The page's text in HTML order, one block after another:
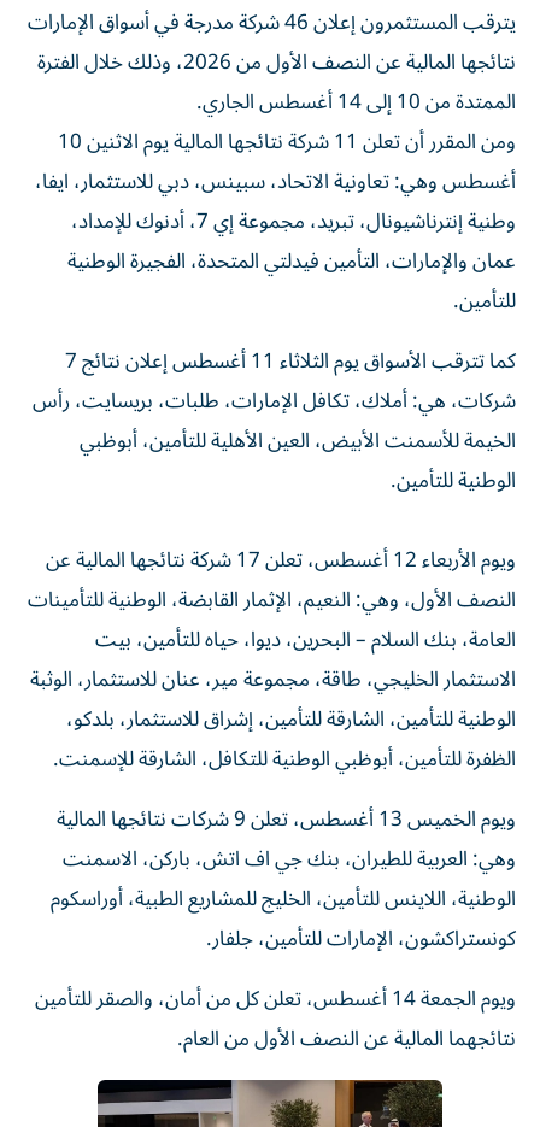
يترقب المستثمرون إعلان 46 شركة مدرجة في أسواق الإمارات
نتائجها المالية عن النصف الأول من 2026، وذلك خلال الفترة
الممتدة من 10 إلى 14 أغسطس الجاري.
ومن المقرر أن تعلن 11 شركة نتائجها المالية يوم الاثنين 10
أغسطس وهي: تعاونية الاتحاد، سبينس، دبي للاستثمار، ايفا،
وطنية إنترناشيونال، تبريد، مجموعة إي 7، أدنوك للإمداد،
عمان والإمارات، التأمين فيدلتي المتحدة، الفجيرة الوطنية
للتأمين.
كما تترقب الأسواق يوم الثلاثاء 11 أغسطس إعلان نتائج 7
شركات، هي: أملاك، تكافل الإمارات، طلبات، بريسايت، رأس
الخيمة للأسمنت الأبيض، العين الأهلية للتأمين، أبوظبي
الوطنية للتأمين.
ويوم الأربعاء 12 أغسطس، تعلن 17 شركة نتائجها المالية عن
النصف الأول، وهي: النعيم، الإثمار القابضة، الوطنية للتأمينات
العامة، بنك السلام – البحرين، ديوا، حياه للتأمين، بيت
الاستثمار الخليجي، طاقة، مجموعة مير، عنان للاستثمار، الوثبة
الوطنية للتأمين، الشارقة للتأمين، إشراق للاستثمار، بلدكو،
الظفرة للتأمين، أبوظبي الوطنية للتكافل، الشارقة للإسمنت.
ويوم الخميس 13 أغسطس، تعلن 9 شركات نتائجها المالية
وهي: العربية للطيران، بنك جي اف اتش، باركن، الاسمنت
الوطنية، اللاينس للتأمين، الخليج للمشاريع الطبية، أوراسكوم
كونستراكشون، الإمارات للتأمين، جلفار.
ويوم الجمعة 14 أغسطس، تعلن كل من أمان، والصقر للتأمين
نتائجهما المالية عن النصف الأول من العام.